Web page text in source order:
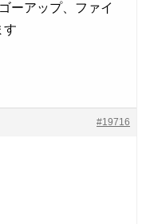
ーアップ、ファイ
す
#19716